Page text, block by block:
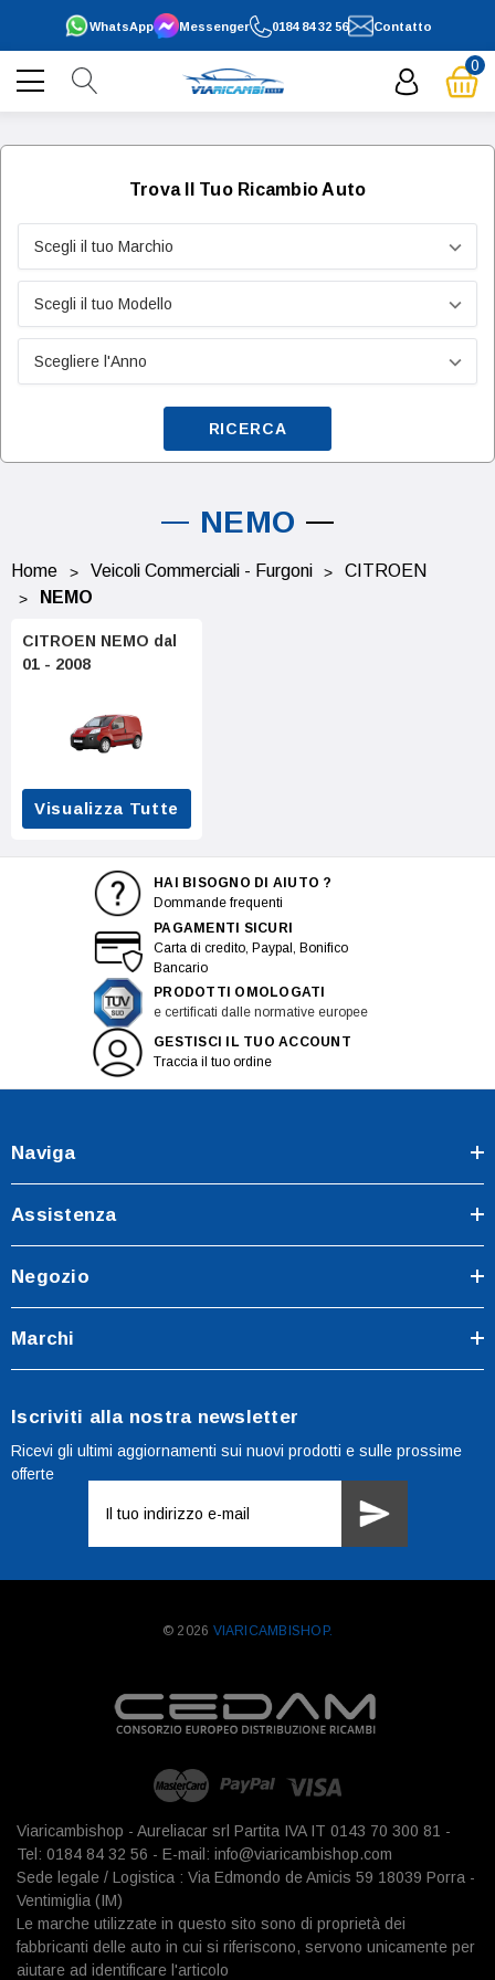
0184 84 32 56
WhatsApp Contatto
Messenger
0
Trova Il Tuo Ricambio Auto
RICERCA
NEMO
Home Veicoli Commerciali - Furgoni
CITROEN
NEMO
CITROEN NEMO dal
01 - 2008
Visualizza Tutte
HAI BISOGNO DI AIUTO ?
Dommande frequenti
PAGAMENTI SICURI
Carta di credito, Paypal, Bonifico
Bancario
PRODOTTI OMOLOGATI
e certificati dalle normative europee
GESTISCI IL TUO ACCOUNT
Traccia il tuo ordine
Naviga
Assistenza
Negozio
Marchi
Iscriviti alla nostra newsletter
Ricevi gli ultimi aggiornamenti sui nuovi prodotti e sulle prossime
offerte
mail
© 2026 VIARICAMBISHOP.
Viaricambishop - Aureliacar srl Partita IVA IT 0143 70 300 81 -
Tel: 0184 84 32 56 - E-mail: info@viaricambishop.com
Sede legale / Logistica : Via Edmondo de Amicis 59 18039 Porra -
Ventimiglia (IM)
Le marche utilizzate in questo sito sono di proprietà dei
fabbricanti delle auto in cui si riferiscono, servono unicamente per
aiutare ad identificare l'articolo